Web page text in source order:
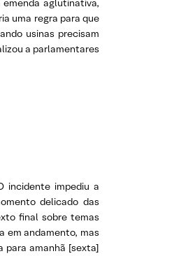
emenda aglutinativa,
uma regra para que
usinas precisam
a parlamentares
incidente impediu a
delicado das
final sobre temas
em andamento, mas
para amanhã [sexta]